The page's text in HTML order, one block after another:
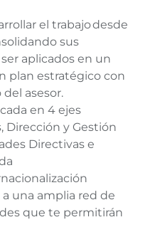
el trabajo desde
sus
aplicados en un
plan estratégico con
asesor.
en 4 ejes
Dirección y Gestión
Directivas e
una amplia red de
que te permitirán